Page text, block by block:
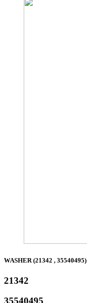
WASHER (21342 , 35540495)
21342
35540495